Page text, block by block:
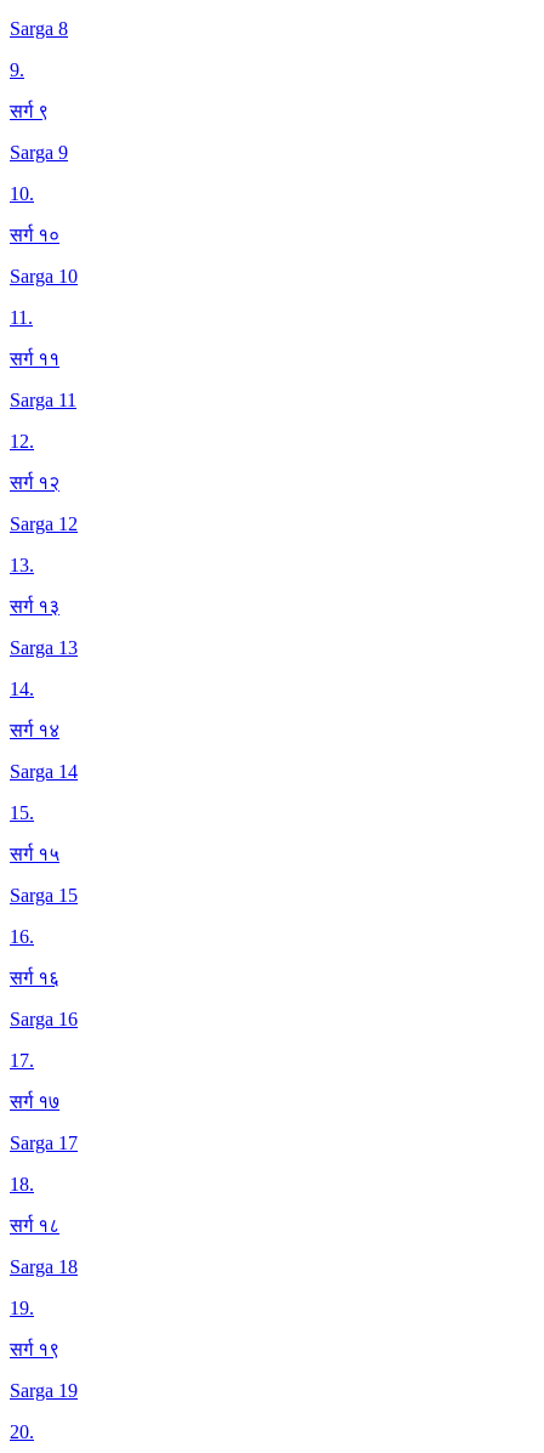
Sarga 8
9.
सर्ग ९
Sarga 9
10.
सर्ग १०
Sarga 10
11.
सर्ग ११
Sarga 11
12.
सर्ग १२
Sarga 12
13.
सर्ग १३
Sarga 13
14.
सर्ग १४
Sarga 14
15.
सर्ग १५
Sarga 15
16.
सर्ग १६
Sarga 16
17.
सर्ग १७
Sarga 17
18.
सर्ग १८
Sarga 18
19.
सर्ग १९
Sarga 19
20.